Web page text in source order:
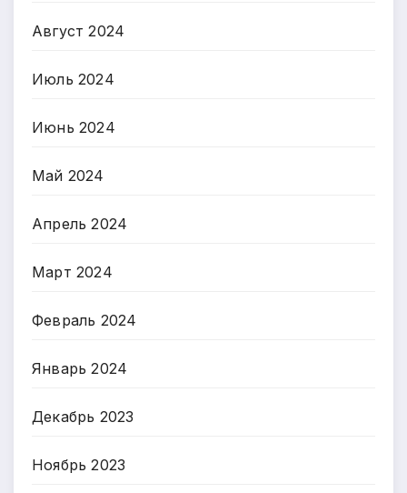
Август 2024
Июль 2024
Июнь 2024
Май 2024
Апрель 2024
Март 2024
Февраль 2024
Январь 2024
Декабрь 2023
Ноябрь 2023